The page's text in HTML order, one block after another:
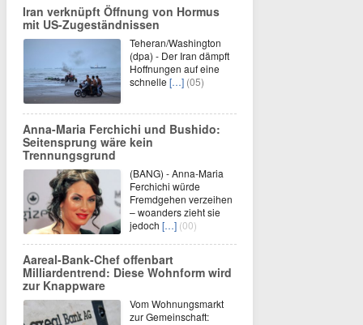
Iran verknüpft Öffnung von Hormus
mit US-Zugeständnissen
Teheran/Washington
(dpa) - Der Iran dämpft
Hoffnungen auf eine
schnelle […] (05)
Anna-Maria Ferchichi und Bushido:
Seitensprung wäre kein
Trennungsgrund
(BANG) - Anna-Maria
Ferchichi würde
Fremdgehen verzeihen
– woanders zieht sie
jedoch […] (00)
Aareal-Bank-Chef offenbart
Milliardentrend: Diese Wohnform wird
zur Knappware
Vom Wohnungsmarkt
zur Gemeinschaft: